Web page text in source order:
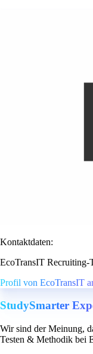
Kontaktdaten:
EcoTransIT Recruiting-
Profil von EcoTransIT
StudySmarter
Wir sind der Meinung,
Testen & Methodik bei